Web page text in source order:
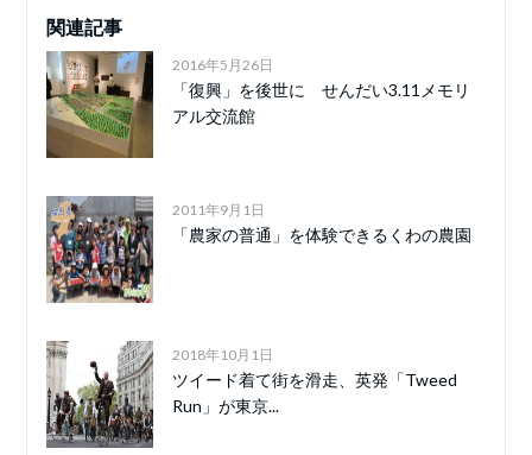
関連記事
2016年5月26日
「復興」を後世に せんだい3.11メモリ
アル交流館
2011年9月1日
「農家の普通」を体験できるくわの農園
2018年10月1日
ツイード着て街を滑走、英発「Tweed
Run」が東京...